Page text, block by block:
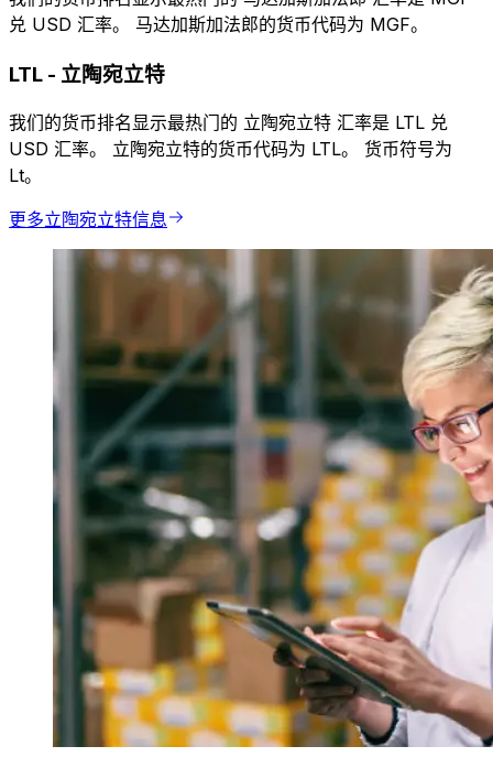
兑 USD 汇率。 马达加斯加法郎的货币代码为 MGF。
LTL - 立陶宛立特
我们的货币排名显示最热门的 立陶宛立特 汇率是 LTL 兑
USD 汇率。 立陶宛立特的货币代码为 LTL。 货币符号为
Lt。
更多立陶宛立特信息